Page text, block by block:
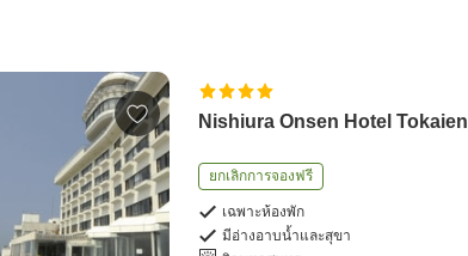
Nishiura Onsen Hotel Tokaien
ยกเลิกการจองฟรี
เฉพาะห้องพัก
มีอ่างอาบน้ำและสุขา